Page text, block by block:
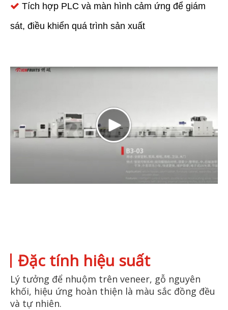
 Tích hợp PLC và màn hình cảm ứng để giám
sát, điều khiển quá trình sản xuất
Đặc tính hiệu suất
Lý tưởng để nhuộm trên veneer, gỗ nguyên
khối, hiệu ứng hoàn thiện là màu sắc đồng đều
và tự nhiên.